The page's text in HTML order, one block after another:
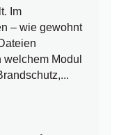
Im
– wie gewohnt
Modul